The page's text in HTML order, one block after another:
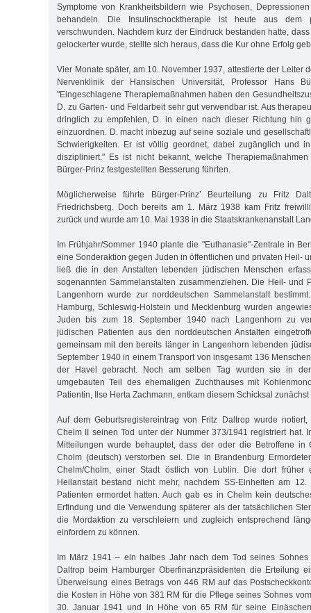
Symptome von Krankheitsbildern wie Psychosen,
behandeln. Die Insulinschocktherapie ist heute aus dem
verschwunden. Nachdem kurz der Eindruck bestanden hatte,
gelockerter wurde, stellte sich heraus, dass die Kur ohne Erfolg
Vier Monate später, am 10. November 1937, attestierte der Leiter
Nervenklinik der Hansischen Universität, Professor Hans
"Eingeschlagene Therapiemaßnahmen haben den
D. zu Garten- und Feldarbeit sehr gut verwendbar ist. Aus
dringlich zu empfehlen, D. in einen nach dieser Richtung hin
einzuordnen. D. macht inbezug auf seine soziale und
Schwierigkeiten. Er ist völlig geordnet, dabei zugänglich und
diszipliniert." Es ist nicht bekannt, welche
Bürger-Prinz festgestellten Besserung führten.
Möglicherweise führte Bürger-Prinz’ Beurteilung zu Fritz
Friedrichsberg. Doch bereits am 1. März 1938 kam Fritz
zurück und wurde am 10. Mai 1938 in die Staatskrankenanstalt
Im Frühjahr/Sommer 1940 plante die "Euthanasie"-Zentrale in
eine Sonderaktion gegen Juden in öffentlichen und privaten Heil-
ließ die in den Anstalten lebenden jüdischen Menschen
sogenannten Sammelanstalten zusammenziehen. Die Heil- und
Langenhorn wurde zur norddeutschen Sammelanstalt
Hamburg, Schleswig-Holstein und Mecklenburg wurden
Juden bis zum 18. September 1940 nach Langenhorn zu
jüdischen Patienten aus den norddeutschen Anstalten
gemeinsam mit den bereits länger in Langenhorn lebenden
September 1940 in einem Transport von insgesamt 136
der Havel gebracht. Noch am selben Tag wurden sie in
umgebauten Teil des ehemaligen Zuchthauses mit
Patientin, Ilse Herta Zachmann, entkam diesem Schicksal
Auf dem Geburtsregistereintrag von Fritz Daltrop wurde
Chelm II seinen Tod unter der Nummer 373/1941 registriert hat.
Mitteilungen wurde behauptet, dass der oder die Betroffene in
Cholm (deutsch) verstorben sei. Die in Brandenburg
Chelm/Cholm, einer Stadt östlich von Lublin. Die dort früher
Heilanstalt bestand nicht mehr, nachdem SS-Einheiten am
Patienten ermordet hatten. Auch gab es in Chelm kein
Erfindung und die Verwendung späterer als der tatsächlichen
die Mordaktion zu verschleiern und zugleich entsprechend
einfordern zu können.
Im März 1941 – ein halbes Jahr nach dem Tod seines Sohnes
Daltrop beim Hamburger Oberfinanzpräsidenten die Erteilung
Überweisung eines Betrags von 446 RM auf das
die Kosten in Höhe von 381 RM für die Pflege seines Sohnes
30. Januar 1941 und in Höhe von 65 RM für seine